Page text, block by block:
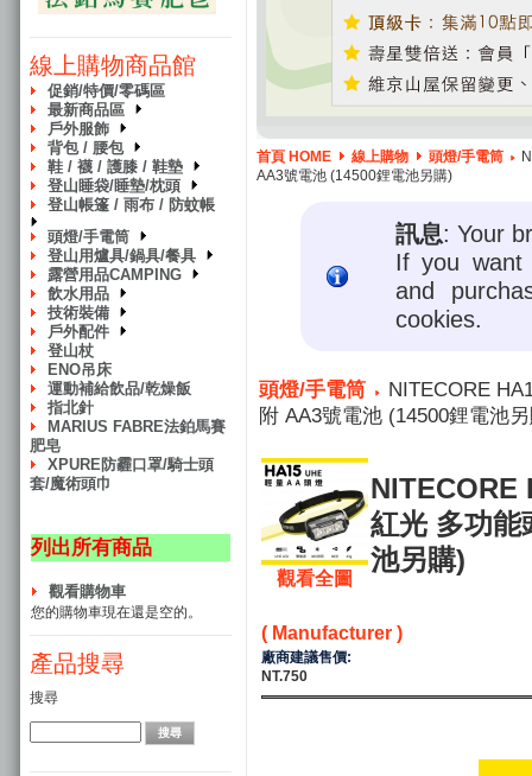
線上購物商品館
促銷/特價/零碼區
最新商品區
戶外服飾
背包 / 腰包
鞋 / 襪 / 護膝 / 鞋墊
登山睡袋/睡墊/枕頭
登山帳篷 / 雨布 / 防蚊帳
頭燈/手電筒
登山用爐具/鍋具/餐具
露營用品CAMPING
飲水用品
技術裝備
戶外配件
登山杖
ENO吊床
運動補給飲品/乾燥飯
指北針
MARIUS FABRE法鉑馬賽
肥皂
XPURE防霾口罩/騎士頭
套/魔術頭巾
列出所有商品
觀看購物車
您的購物車現在還是空的。
產品搜尋
搜尋
首頁 HOME 線上購物 頭燈/手電筒
AA3號電池 (14500鋰電池另購)
訊息: Your
If you want
and
cookies.
頭燈/手電筒
NITECORE
附 AA3號電池 (14500鋰電池
觀看全圖
NITECORE
紅光 多功能
池另購)
( Manufacturer )
廠商建議售價:
NT.750